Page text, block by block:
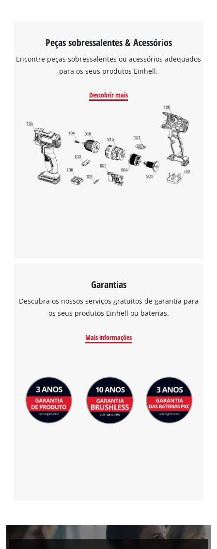
Precisamos do seu consentimento para
carregar o serviço Google Maps!
This content is not permitted to load due
to trackers that are not disclosed to the
visitor. The website owner needs to setup
the site with their CMP to add this content
Peças sobressalentes & Acessórios
Encontre peças sobressalentes ou acessórios adequados
para os seus produtos Einhell.
Descobrir mais
Garantias
Descubra os nossos serviços gratuitos de garantia para
os seus produtos Einhell ou baterias.
Mais informações